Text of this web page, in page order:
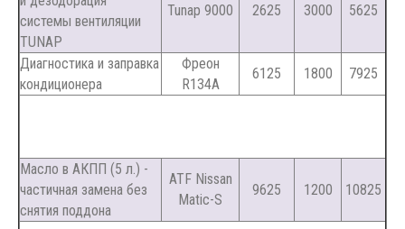
системы вентиляции
TUNAP
Tunap 9000 2625 3000 5625
Диагностика и заправка
кондиционера
Фреон
R134A
6125 1800 7925
Масло в АКПП (5 л.) -
частичная замена без
снятия поддона
ATF Nissan
Matic-S
9625 1200 10825